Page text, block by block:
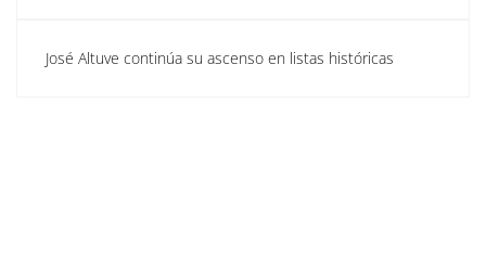
José Altuve continúa su ascenso en listas históricas